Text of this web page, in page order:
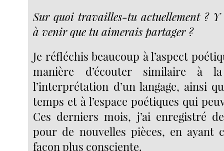
Sur quoi travailles-tu actuellement ?
à venir que tu aimerais partager ?
Je réfléchis beaucoup à l’aspect
manière d’écouter similaire à
l’interprétation d’un langage, ainsi
temps et à l’espace poétiques qui
Ces derniers mois, j’ai enregistré
pour de nouvelles pièces, en ayant
façon plus consciente.